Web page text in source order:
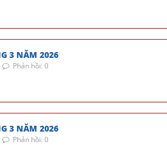
3 NĂM 2026
Phản hồi: 0
3 NĂM 2026
Phản hồi: 0